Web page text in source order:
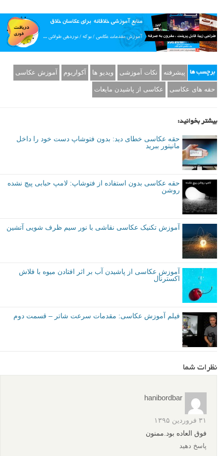
برچسب ها پیشرفته نکات آموزشی ویدیو ها آکواریوم آموزش عکاسی
حقه های عکاسی عکاسی از پاشیدن مایعات
بیشتر بخوانید:
حقه عکاسی خطای دید: بدون فتوشاپ دست خود را داخل
مانیتور ببرید
حقه عکاسی بدون استفاده از فتوشاپ: لامپ حبابی پیچ نشده
روشن
آموزش تکنیک عکاسی نقاشی با نور سیم ظرف شویی آتشین
آموزش عکاسی از پاشیدن آب بر اثر افتادن میوه با فلاش
اکسترنال
فیلم آموزش عکاسی: مقدمات سرعت شاتر – قسمت دوم
نظرات شما
hanibordbar
۳۱ فروردین ۱۳۹۵
فوق العاده بود.ممنون
پاسخ دهید